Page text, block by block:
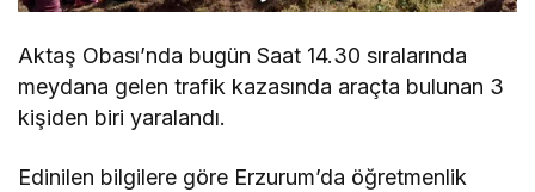
Aktaş Obası’nda bugün Saat 14.30 sıralarında
meydana gelen trafik kazasında araçta bulunan 3
kişiden biri yaralandı.
Edinilen bilgilere göre Erzurum’da öğretmenlik